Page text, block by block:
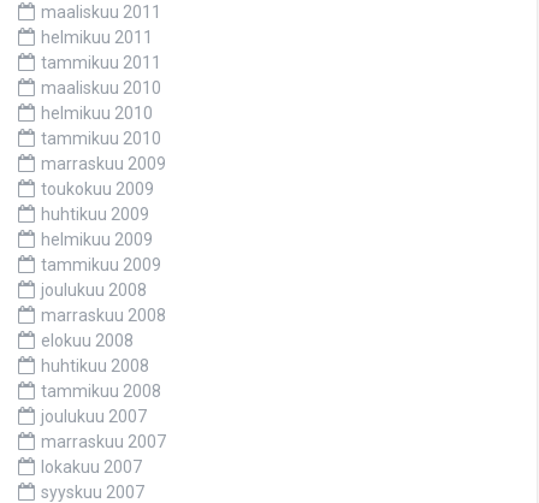
maaliskuu 2011
helmikuu 2011
tammikuu 2011
maaliskuu 2010
helmikuu 2010
tammikuu 2010
marraskuu 2009
toukokuu 2009
huhtikuu 2009
helmikuu 2009
tammikuu 2009
joulukuu 2008
marraskuu 2008
elokuu 2008
huhtikuu 2008
tammikuu 2008
joulukuu 2007
marraskuu 2007
lokakuu 2007
syyskuu 2007